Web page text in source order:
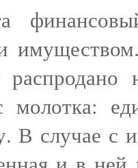
молотка:
В случае с